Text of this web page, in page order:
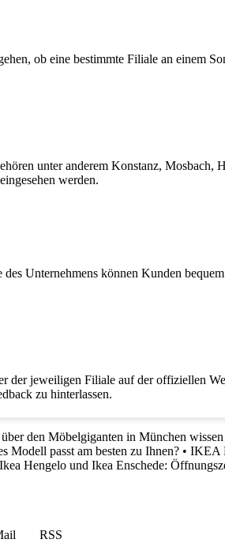
ob eine bestimmte Filiale an einem
unter anderem Konstanz,
werden.
Unternehmens können Kunden
jeweiligen Filiale auf der offiziellen
zu hinterlassen.
den Möbelgiganten in München wissen
Modell passt am besten zu Ihnen? • IKEA
Ikea Hengelo und Ikea Enschede:
RSS